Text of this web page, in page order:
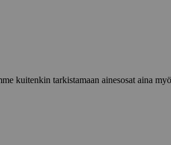
kuitenkin tarkistamaan ainesosat aina